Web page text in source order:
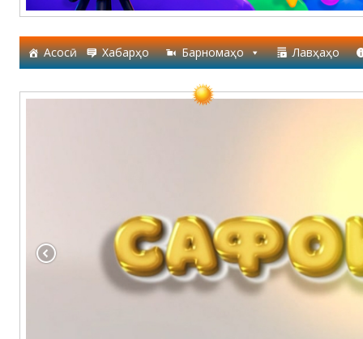
Асосӣ Хабарҳо Барномаҳо Лавҳаҳо